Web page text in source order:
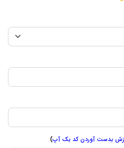
بدست آوردن کد بک آپ)